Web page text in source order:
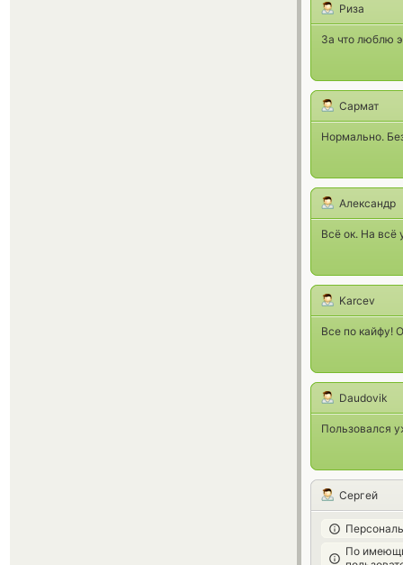
Риза
За что люблю
Сармат
Нормально.
Александр
Всё ок. На всё
Karcev
Все по кайфу!
Daudovik
Пользовался
Сергей
По